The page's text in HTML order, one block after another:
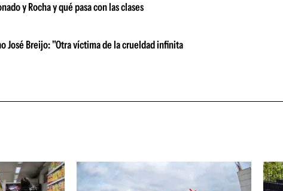
y Rocha y qué pasa con las clases
José Breijo: "Otra víctima de la crueldad infinita